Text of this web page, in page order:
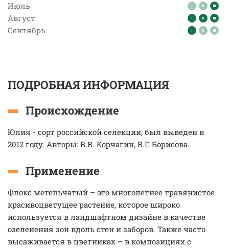
Июль
Август
Сентябрь
ПОДРОБНАЯ ИНФОРМАЦИЯ
Происхождение
Юлия - сорт российской селекции, был выведен в
2012 году. Авторы: В.В. Корчагин, В.Г. Борисова.
Применение
Флокс метельчатый – это многолетнее травянистое
красивоцветущее растение, которое широко
используется в ландшафтном дизайне в качестве
озеленения зон вдоль стен и заборов. Также часто
высаживается в цветниках – в композициях с